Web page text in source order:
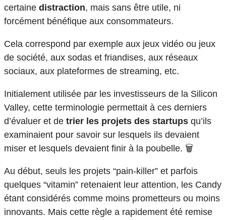
certaine distraction, mais sans être utile, ni
forcément bénéfique aux consommateurs.
Cela correspond par exemple aux jeux vidéo ou jeux
de société, aux sodas et friandises, aux réseaux
sociaux, aux plateformes de streaming, etc.
Initialement utilisée par les investisseurs de la Silicon
Valley, cette terminologie permettait à ces derniers
d’évaluer et de trier les projets des startups qu’ils
examinaient pour savoir sur lesquels ils devaient
miser et lesquels devaient finir à la poubelle. 🗑️
Au début, seuls les projets “pain-killer” et parfois
quelques “vitamin” retenaient leur attention, les Candy
étant considérés comme moins prometteurs ou moins
innovants. Mais cette règle a rapidement été remise